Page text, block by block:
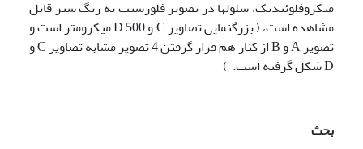
میکروفلوئیدیک، سلولها در تصویر فلورسنت به رنگ سبز قابل
مشاهده است، ( بزرگنمایی تصاویر C و D 500 میکرومتر است و
تصویر A و B از کنار هم قرار گرفتن 4 تصویر مشابه تصاویر C و
D شکل گرفته است. )
بحث